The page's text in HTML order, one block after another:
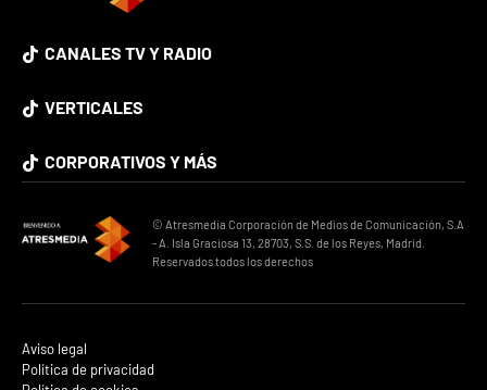
CANALES TV Y RADIO
VERTICALES
CORPORATIVOS Y MÁS
© Atresmedia Corporación de Medios de Comunicación, S.A
- A. Isla Graciosa 13, 28703, S.S. de los Reyes, Madrid.
Reservados todos los derechos
Aviso legal
Política de privacidad